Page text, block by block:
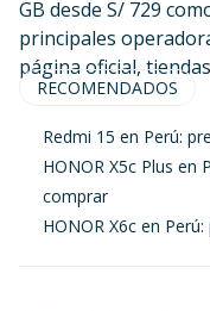
GB desde S/ 729
principales
página oficial,
RECOMENDADOS
Redmi 15 en Perú:
HONOR X5c Plus en
comprar
HONOR X6c en